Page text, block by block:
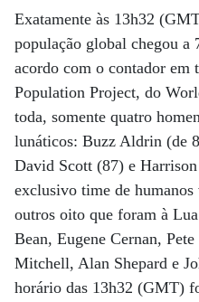
Exatamente às 13h32
população global chegou a
acordo com o contador em
Population Project, do
toda, somente quatro
lunáticos: Buzz Aldrin (de
David Scott (87) e
exclusivo time de
outros oito que foram à
Bean, Eugene Cernan,
Mitchell, Alan Shepard e
horário das 13h32 (GMT)